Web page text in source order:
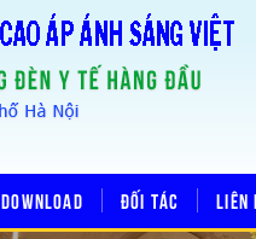
DOWNLOAD ĐỐI TÁC LIÊN